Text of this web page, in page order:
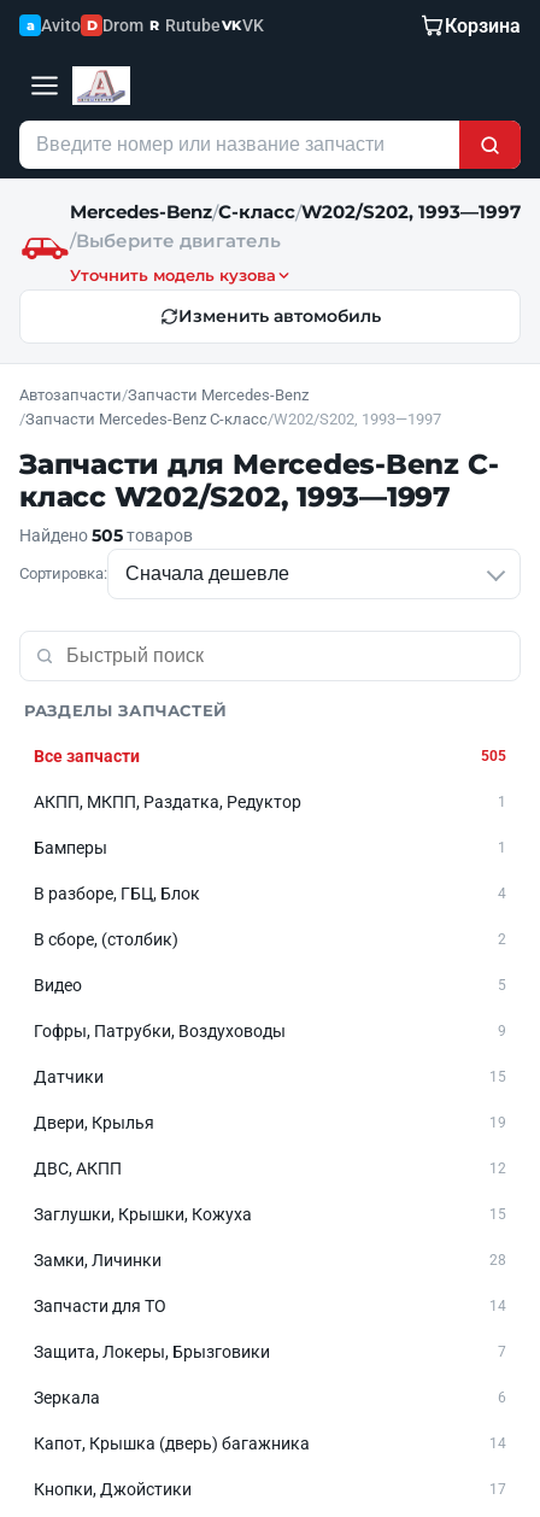
a Avito D Drom R RutubeVKVK Корзина
Mercedes-Benz/C-класс/W202/S202, 1993—1997
/Выберите двигатель
Уточнить модель кузова
Изменить автомобиль
Автозапчасти/Запчасти Mercedes-Benz
/Запчасти Mercedes-Benz C-класс/W202/S202, 1993—1997
Запчасти для Mercedes-Benz C-
класс W202/S202, 1993—1997
Найдено505товаров
Сортировка:
РАЗДЕЛЫ ЗАПЧАСТЕЙ
Все запчасти 505
АКПП, МКПП, Раздатка, Редуктор 1
Бамперы 1
В разборе, ГБЦ, Блок 4
В сборе, (столбик) 2
Видео 5
Гофры, Патрубки, Воздуховоды 9
Датчики 15
Двери, Крылья 19
ДВС, АКПП 12
Заглушки, Крышки, Кожуха 15
Замки, Личинки 28
Запчасти для ТО 14
Защита, Локеры, Брызговики 7
Зеркала 6
Капот, Крышка (дверь) багажника 14
Кнопки, Джойстики 17